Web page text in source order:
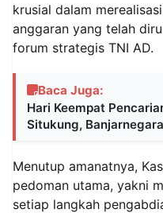
krusial dalam
anggaran yang telah
forum strategis TNI AD.
Baca Juga:
Hari Keempat
Situkung, Banjarnegara
‎‎Menutup amanatnya,
pedoman utama, yakni
setiap langkah